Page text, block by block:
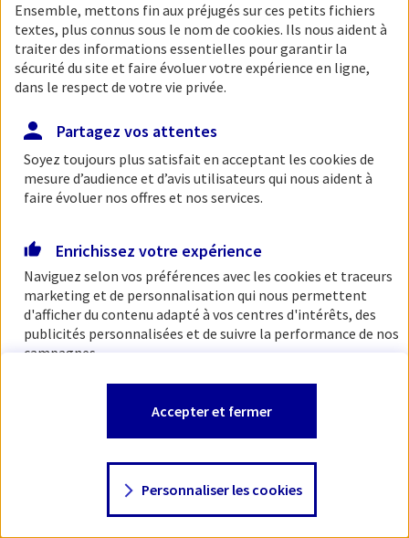
chargeons l'étape initiale.
Ensemble, mettons fin aux préjugés sur ces petits fichiers
textes, plus connus sous le nom de cookies. Ils nous aident à
traiter des informations essentielles pour garantir la
sécurité du site et faire évoluer votre expérience en ligne,
dans le respect de votre vie privée.
Partagez vos attentes
Soyez toujours plus satisfait en acceptant les cookies de
mesure d’audience et d’avis utilisateurs qui nous aident à
faire évoluer nos offres et nos services.
Enrichissez votre expérience
Naviguez selon vos préférences avec les cookies et traceurs
marketing et de personnalisation qui nous permettent
d'afficher du contenu adapté à vos centres d'intérêts, des
publicités personnalisées et de suivre la performance de nos
campagnes.
changer d'avis à tout moment en allant sur
Consulter notre politique decookies
Personnaliser les cookies
Accepter et fermer